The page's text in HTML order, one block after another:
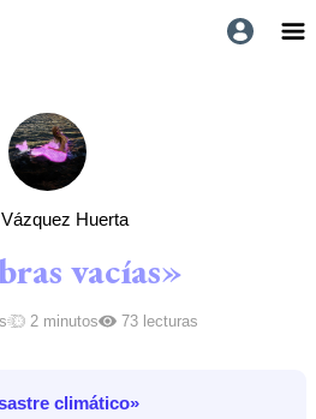
Huerta
vacías»
2 minutos 73 lecturas
climático»